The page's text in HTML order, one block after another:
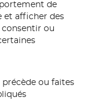
de
et afficher des
consentir ou
ou faites